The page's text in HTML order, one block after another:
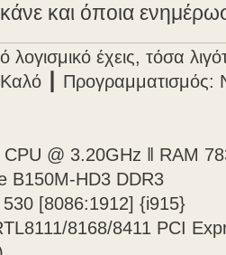
και όποια
λογισμικό έχεις, τόσα
┃ Προγραμματισμός:
@ 3.20GHz ‖ RAM
B150M-HD3 DDR3
[8086:1912] {i915}
8168/8411 PCI